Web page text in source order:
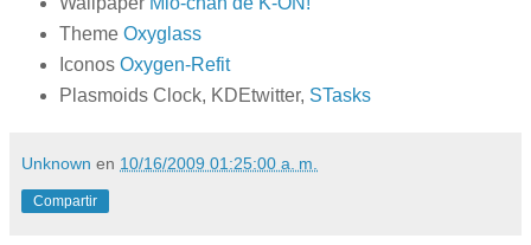
Theme Oxyglass
Iconos Oxygen-Refit
Plasmoids Clock, KDEtwitter, STasks
Unknown en 10/16/2009 01:25:00 a. m.
Compartir